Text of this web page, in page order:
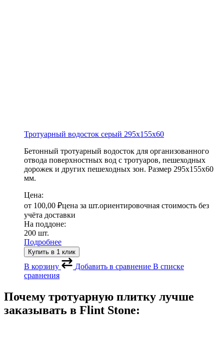
Тротуарный водосток серый 295х155х60
Бетонный тротуарный водосток для организованного
отвода поверхностных вод с тротуаров, пешеходных
дорожек и других пешеходных зон. Размер 295х155х60
мм.
Цена:
от 100,00 ₽цена за шт.ориентировочная стоимость без
учёта доставки
На поддоне:
200 шт.
Подробнее
Купить в 1 клик
В корзину Добавить в сравнение В списке
сравнения
Почему тротуарную плитку лучше
заказывать в Flint Stone: